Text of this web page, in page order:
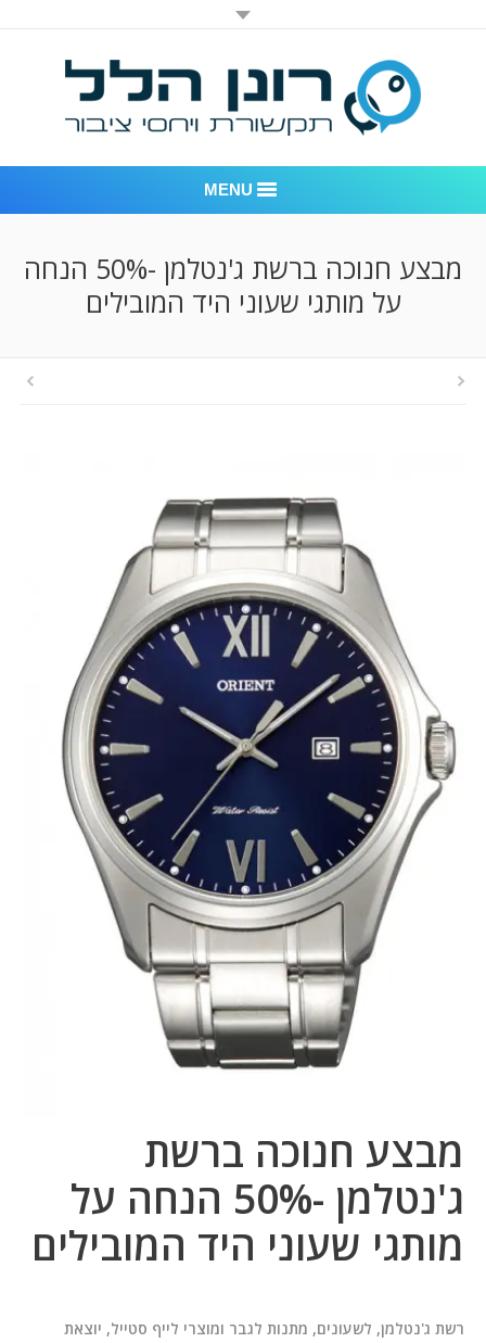
MENU
אודות החברה
ניהול מוניטין
צור קשר
מבצע חנוכה ברשת ג'נטלמן -50% הנחה
על מותגי שעוני היד המובילים
מבצע חנוכה ברשת
ג'נטלמן -50% הנחה על
מותגי שעוני היד המובילים
רשת ג'נטלמן, לשעונים, מתנות לגבר ומוצרי לייף סטייל, יוצאת